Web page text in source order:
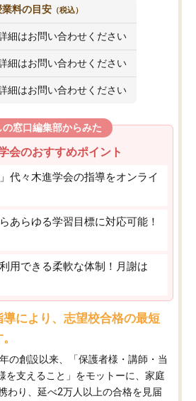
業料の目安 （税込）
細はお問い合わせください
細はお問い合わせください
細はお問い合わせください
の窓口編集部からみた
会のおすすめポイント
代々木進学会の指導をオンライ
あらゆる学習目標に対応可能！
用できる柔軟な体制！月謝は
により、志望校合格の最短
の創設以来、「保護者様・講師・当
を支えること」をモットーに、家庭
わり、延べ2万人以上の合格を見届